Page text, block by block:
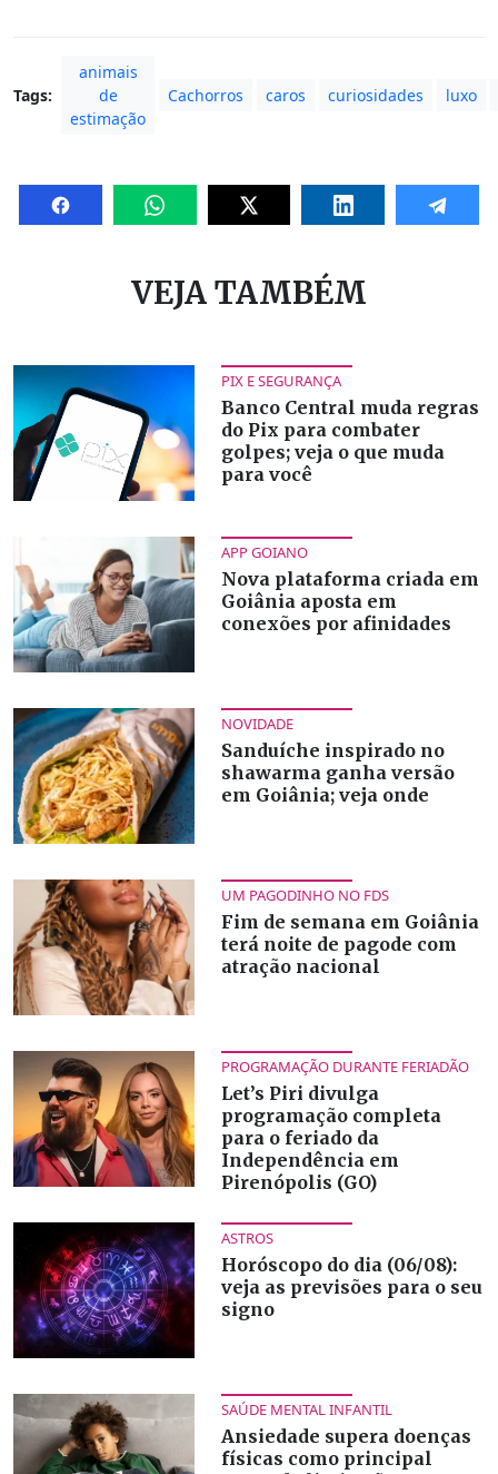
Tags:
animais
de
estimação
Cachorros caros curiosidades luxo
VEJA TAMBÉM
PIX E SEGURANÇA
Banco Central muda regras
do Pix para combater
golpes; veja o que muda
para você
APP GOIANO
Nova plataforma criada em
Goiânia aposta em
conexões por afinidades
NOVIDADE
Sanduíche inspirado no
shawarma ganha versão
em Goiânia; veja onde
UM PAGODINHO NO FDS
Fim de semana em Goiânia
terá noite de pagode com
atração nacional
PROGRAMAÇÃO DURANTE FERIADÃO
Let’s Piri divulga
programação completa
para o feriado da
Independência em
Pirenópolis (GO)
ASTROS
Horóscopo do dia (06/08):
veja as previsões para o seu
signo
SAÚDE MENTAL INFANTIL
Ansiedade supera doenças
físicas como principal